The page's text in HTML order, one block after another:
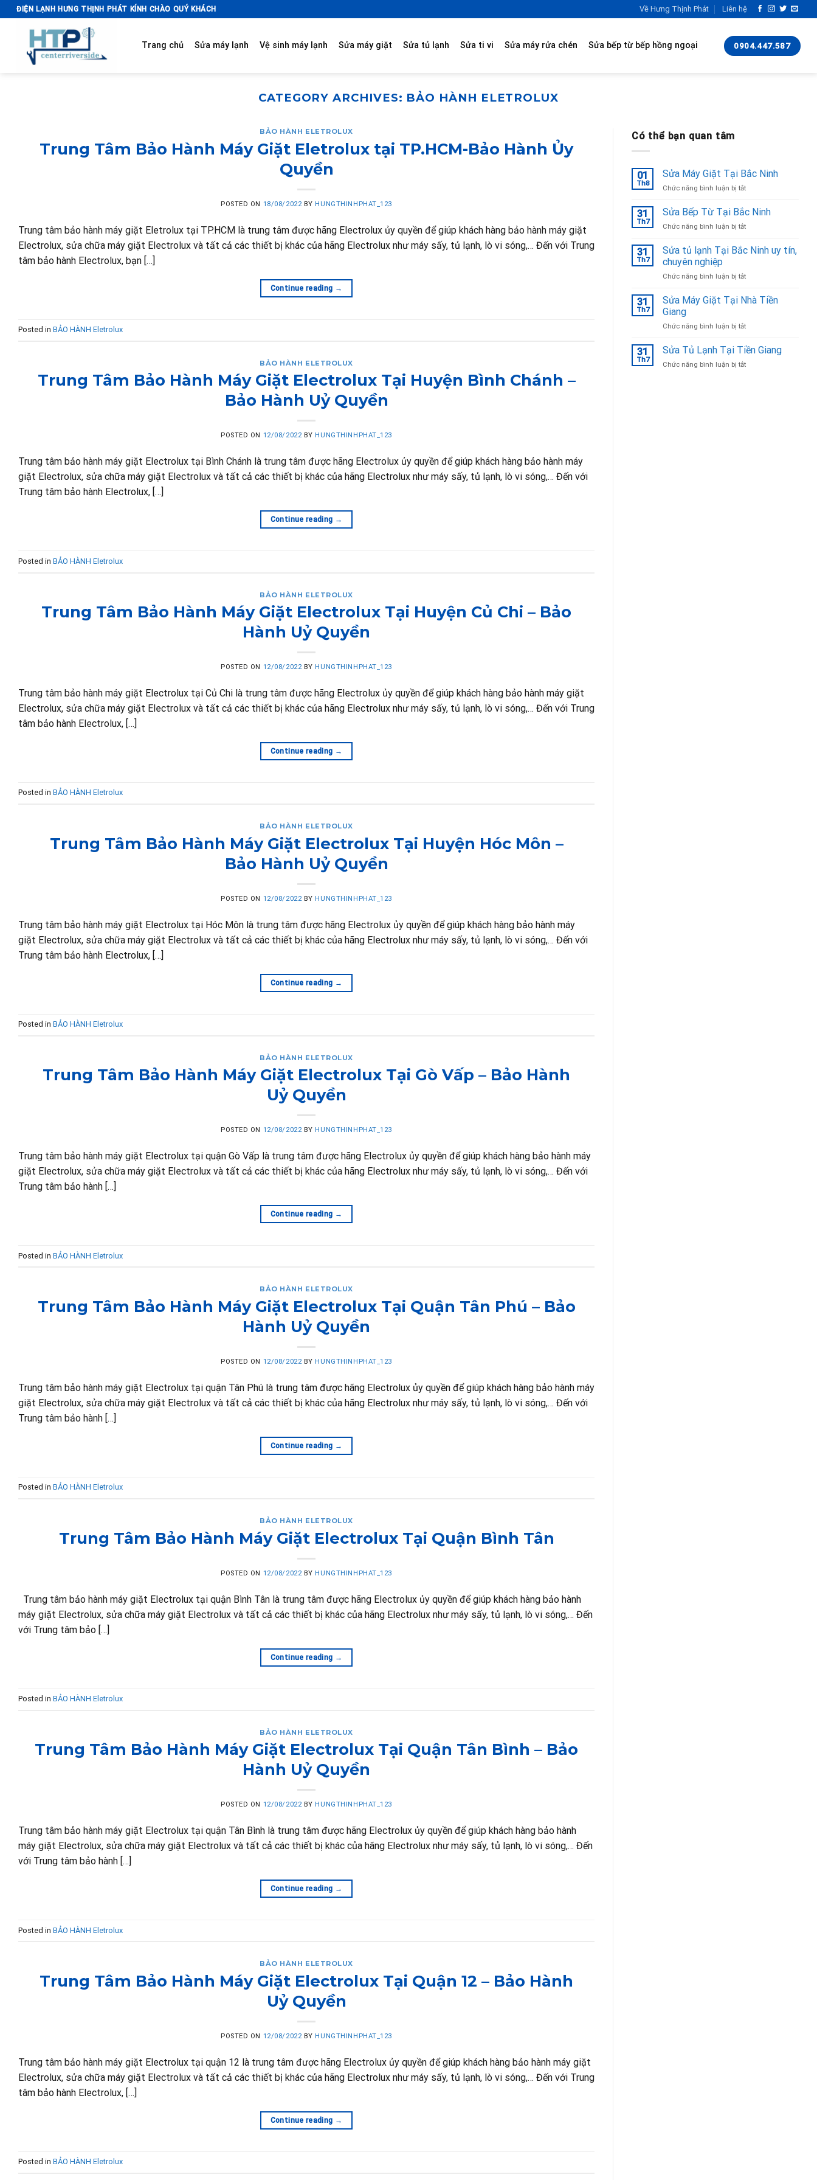
Skip
to
ĐIỆN LẠNH HƯNG THỊNH PHÁT KÍNH CHÀO QUÝ KHÁCH Về Hưng Thịnh Phát Liên hệ
Trang chủ Sửa máy lạnh Vệ sinh máy lạnh Sửa máy giặt Sửa tủ lạnh Sửa ti vi Sửa máy rửa chén Sửa bếp từ bếp hồng ngoại 0904.447.587
CATEGORY ARCHIVES: BẢO HÀNH ELETROLUX
BẢO HÀNH ELETROLUX
Trung Tâm Bảo Hành Máy Giặt Eletrolux tại TP.HCM-Bảo Hành Ủy
Quyền
POSTED ON 18/08/2022 BY HUNGTHINHPHAT_123
Trung tâm bảo hành máy giặt Eletrolux tại TP.HCM là trung tâm được hãng Electrolux ủy quyền để giúp khách hàng bảo hành máy giặt
Electrolux, sửa chữa máy giặt Electrolux và tất cả các thiết bị khác của hãng Electrolux như máy sấy, tủ lạnh, lò vi sóng,… Đến với Trung
tâm bảo hành Electrolux, bạn […]
Continue reading →
Posted in BẢO HÀNH Eletrolux
BẢO HÀNH ELETROLUX
Trung Tâm Bảo Hành Máy Giặt Electrolux Tại Huyện Bình Chánh –
Bảo Hành Uỷ Quyền
POSTED ON 12/08/2022 BY HUNGTHINHPHAT_123
Trung tâm bảo hành máy giặt Electrolux tại Bình Chánh là trung tâm được hãng Electrolux ủy quyền để giúp khách hàng bảo hành máy
giặt Electrolux, sửa chữa máy giặt Electrolux và tất cả các thiết bị khác của hãng Electrolux như máy sấy, tủ lạnh, lò vi sóng,… Đến với
Trung tâm bảo hành Electrolux, […]
Continue reading →
Posted in BẢO HÀNH Eletrolux
BẢO HÀNH ELETROLUX
Trung Tâm Bảo Hành Máy Giặt Electrolux Tại Huyện Củ Chi – Bảo
Hành Uỷ Quyền
POSTED ON 12/08/2022 BY HUNGTHINHPHAT_123
Trung tâm bảo hành máy giặt Electrolux tại Củ Chi là trung tâm được hãng Electrolux ủy quyền để giúp khách hàng bảo hành máy giặt
Electrolux, sửa chữa máy giặt Electrolux và tất cả các thiết bị khác của hãng Electrolux như máy sấy, tủ lạnh, lò vi sóng,… Đến với Trung
tâm bảo hành Electrolux, […]
Continue reading →
Posted in BẢO HÀNH Eletrolux
BẢO HÀNH ELETROLUX
Trung Tâm Bảo Hành Máy Giặt Electrolux Tại Huyện Hóc Môn –
Bảo Hành Uỷ Quyền
POSTED ON 12/08/2022 BY HUNGTHINHPHAT_123
Trung tâm bảo hành máy giặt Electrolux tại Hóc Môn là trung tâm được hãng Electrolux ủy quyền để giúp khách hàng bảo hành máy
giặt Electrolux, sửa chữa máy giặt Electrolux và tất cả các thiết bị khác của hãng Electrolux như máy sấy, tủ lạnh, lò vi sóng,… Đến với
Trung tâm bảo hành Electrolux, […]
Continue reading →
Posted in BẢO HÀNH Eletrolux
BẢO HÀNH ELETROLUX
Trung Tâm Bảo Hành Máy Giặt Electrolux Tại Gò Vấp – Bảo Hành
Uỷ Quyền
POSTED ON 12/08/2022 BY HUNGTHINHPHAT_123
Trung tâm bảo hành máy giặt Electrolux tại quận Gò Vấp là trung tâm được hãng Electrolux ủy quyền để giúp khách hàng bảo hành máy
giặt Electrolux, sửa chữa máy giặt Electrolux và tất cả các thiết bị khác của hãng Electrolux như máy sấy, tủ lạnh, lò vi sóng,… Đến với
Trung tâm bảo hành […]
Continue reading →
Posted in BẢO HÀNH Eletrolux
BẢO HÀNH ELETROLUX
Trung Tâm Bảo Hành Máy Giặt Electrolux Tại Quận Tân Phú – Bảo
Hành Uỷ Quyền
POSTED ON 12/08/2022 BY HUNGTHINHPHAT_123
Trung tâm bảo hành máy giặt Electrolux tại quận Tân Phú là trung tâm được hãng Electrolux ủy quyền để giúp khách hàng bảo hành máy
giặt Electrolux, sửa chữa máy giặt Electrolux và tất cả các thiết bị khác của hãng Electrolux như máy sấy, tủ lạnh, lò vi sóng,… Đến với
Trung tâm bảo hành […]
Continue reading →
Posted in BẢO HÀNH Eletrolux
BẢO HÀNH ELETROLUX
Trung Tâm Bảo Hành Máy Giặt Electrolux Tại Quận Bình Tân
POSTED ON 12/08/2022 BY HUNGTHINHPHAT_123
Trung tâm bảo hành máy giặt Electrolux tại quận Bình Tân là trung tâm được hãng Electrolux ủy quyền để giúp khách hàng bảo hành
máy giặt Electrolux, sửa chữa máy giặt Electrolux và tất cả các thiết bị khác của hãng Electrolux như máy sấy, tủ lạnh, lò vi sóng,… Đến
với Trung tâm bảo […]
Continue reading →
Posted in BẢO HÀNH Eletrolux
BẢO HÀNH ELETROLUX
Trung Tâm Bảo Hành Máy Giặt Electrolux Tại Quận Tân Bình – Bảo
Hành Uỷ Quyền
POSTED ON 12/08/2022 BY HUNGTHINHPHAT_123
Trung tâm bảo hành máy giặt Electrolux tại quận Tân Bình là trung tâm được hãng Electrolux ủy quyền để giúp khách hàng bảo hành
máy giặt Electrolux, sửa chữa máy giặt Electrolux và tất cả các thiết bị khác của hãng Electrolux như máy sấy, tủ lạnh, lò vi sóng,… Đến
với Trung tâm bảo hành […]
Continue reading →
Posted in BẢO HÀNH Eletrolux
BẢO HÀNH ELETROLUX
Trung Tâm Bảo Hành Máy Giặt Electrolux Tại Quận 12 – Bảo Hành
Uỷ Quyền
POSTED ON 12/08/2022 BY HUNGTHINHPHAT_123
Trung tâm bảo hành máy giặt Electrolux tại quận 12 là trung tâm được hãng Electrolux ủy quyền để giúp khách hàng bảo hành máy giặt
Electrolux, sửa chữa máy giặt Electrolux và tất cả các thiết bị khác của hãng Electrolux như máy sấy, tủ lạnh, lò vi sóng,… Đến với Trung
tâm bảo hành Electrolux, […]
Continue reading →
Posted in BẢO HÀNH Eletrolux
Có thể bạn quan tâm
01
Th8
Sửa Máy Giặt Tại Bắc Ninh
Chức năng bình luận bị tắtở
Máy
Tại
Ninh
31
Th7
Sửa Bếp Từ Tại Bắc Ninh
Chức năng bình luận bị tắtở
Bếp
Bắc
31
Th7
Sửa tủ lạnh Tại Bắc Ninh uy tín,
chuyên nghiệp
Chức năng bình luận bị tắtở
tủ
Bắc
uy
chuyên
31
Th7
Sửa Máy Giặt Tại Nhà Tiền
Giang
Chức năng bình luận bị tắtở
Máy
Giặt
Tại
31
Th7
Sửa Tủ Lạnh Tại Tiền Giang
Chức năng bình luận bị tắtở